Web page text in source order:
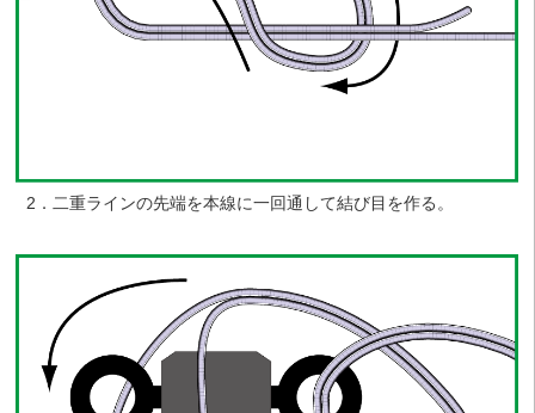
2．二重ラインの先端を本線に一回通して結び目を作る。